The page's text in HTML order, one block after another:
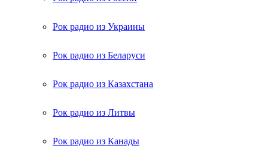
Рок радио из Украины
Рок радио из Беларуси
Рок радио из Казахстана
Рок радио из Литвы
Рок радио из Канады